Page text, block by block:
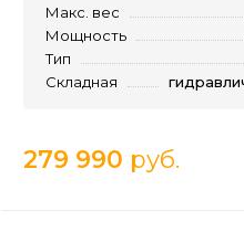
Макс. вес
Мощность
Тип
Складная
279 990 руб.